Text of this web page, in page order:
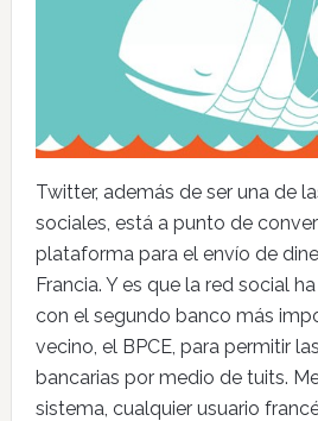
Twitter, además de ser una de
sociales, está a punto de
plataforma para el envío de
Francia. Y es que la red social
con el segundo banco más
vecino, el BPCE, para permitir
bancarias por medio de tuits.
sistema, cualquier usuario